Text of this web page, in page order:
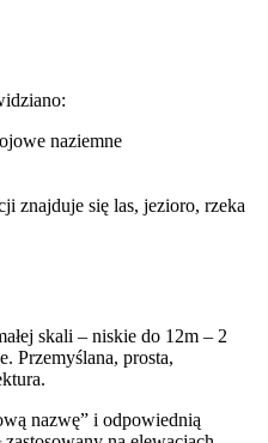
naziemne
znajduje się las, jezioro, rzeka
skali – niskie do 12m – 2
Przemyślana, prosta,
nazwę” i odpowiednią